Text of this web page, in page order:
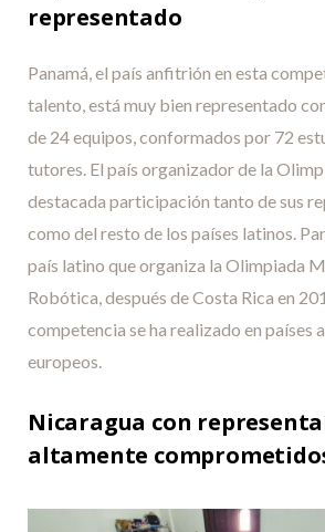
representado
Panamá, el país anfitrión en esta
talento, está muy bien representado
de 24 equipos, conformados por 72
tutores. El país organizador de la
destacada participación tanto de sus
como del resto de los países latinos.
país latino que organiza la Olimpiada
Robótica, después de Costa Rica en
competencia se ha realizado en países
europeos.
Nicaragua con
altamente